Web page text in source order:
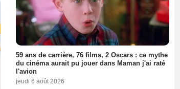
59 ans de carrière, 76 films, 2 Oscars : ce mythe
du cinéma aurait pu jouer dans Maman j'ai raté
l'avion
jeudi 6 août 2026